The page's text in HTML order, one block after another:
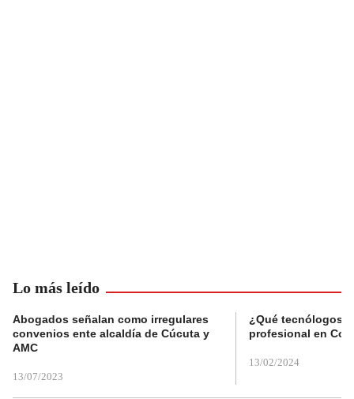
Lo más leído
Abogados señalan como irregulares
convenios ente alcaldía de Cúcuta y
AMC
13/07/2023
¿Qué tecnólogos
profesional en
13/02/2024